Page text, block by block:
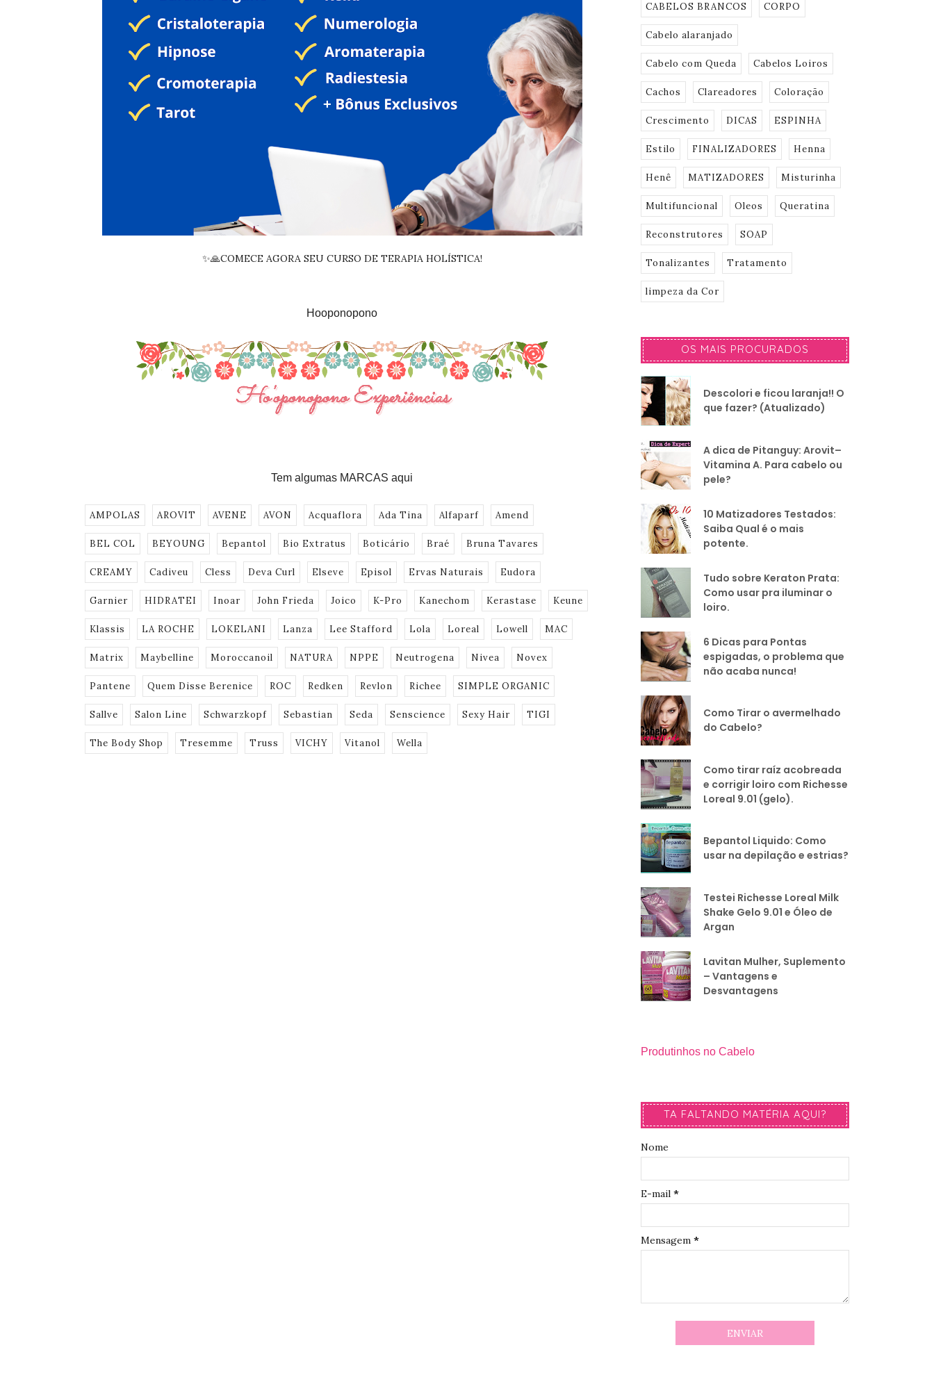
✨🙏COMECE AGORA SEU CURSO DE TERAPIA HOLÍSTICA!
Hooponopono
Tem algumas MARCAS aqui
AMPOLAS AROVIT AVENE AVON Acquaflora Ada Tina Alfaparf Amend
BEL COL BEYOUNG Bepantol Bio Extratus Boticário Braé Bruna Tavares
CREAMY Cadiveu Cless Deva Curl Elseve Episol Ervas Naturais Eudora
Garnier HIDRATEI Inoar John Frieda Joico K-Pro Kanechom Kerastase Keune
Klassis LA ROCHE LOKELANI Lanza Lee Stafford Lola Loreal Lowell MAC
Matrix Maybelline Moroccanoil NATURA NPPE Neutrogena Nivea Novex
Pantene Quem Disse Berenice ROC Redken Revlon Richee SIMPLE ORGANIC
Sallve Salon Line Schwarzkopf Sebastian Seda Senscience Sexy Hair TIGI
The Body Shop Tresemme Truss VICHY Vitanol Wella
CABELOS BRANCOS CORPO
Cabelo alaranjado
Cabelo com Queda Cabelos Loiros
Cachos Clareadores Coloração
Crescimento DICAS ESPINHA
Estilo FINALIZADORES Henna
Henê MATIZADORES Misturinha
Multifuncional Oleos Queratina
Reconstrutores SOAP
Tonalizantes Tratamento
limpeza da Cor
OS MAIS PROCURADOS
Descolori e ficou laranja!! O
que fazer? (Atualizado)
A dica de Pitanguy: Arovit–
Vitamina A. Para cabelo ou
pele?
10 Matizadores Testados:
Saiba Qual é o mais
potente.
Tudo sobre Keraton Prata:
Como usar pra iluminar o
loiro.
6 Dicas para Pontas
espigadas, o problema que
não acaba nunca!
Como Tirar o avermelhado
do Cabelo?
Como tirar raíz acobreada
e corrigir loiro com Richesse
Loreal 9.01 (gelo).
Bepantol Liquido: Como
usar na depilação e estrias?
Testei Richesse Loreal Milk
Shake Gelo 9.01 e Óleo de
Argan
Lavitan Mulher, Suplemento
– Vantagens e
Desvantagens
Produtinhos no Cabelo
TA FALTANDO MATÉRIA AQUI?
Nome
E-mail *
Mensagem *